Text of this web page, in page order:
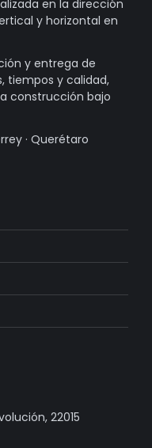
en la dirección
y horizontal en
y entrega de
tiempos y calidad,
construcción bajo
· Querétaro
22015